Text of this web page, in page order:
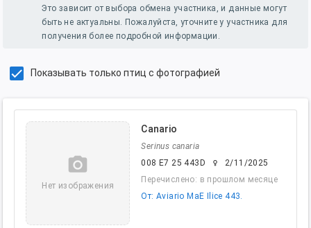
Это зависит от выбора обмена участника, и данные могут
быть не актуальны. Пожалуйста, уточните у участника для
получения более подробной информации.
Показывать только птиц с фотографией
camera_alt
Нет изображения
Canario
Serinus canaria
008 E7 25 443D
female
2/11/2025
Перечислено: в прошлом месяце
От: Aviario MaE Ilice 443.